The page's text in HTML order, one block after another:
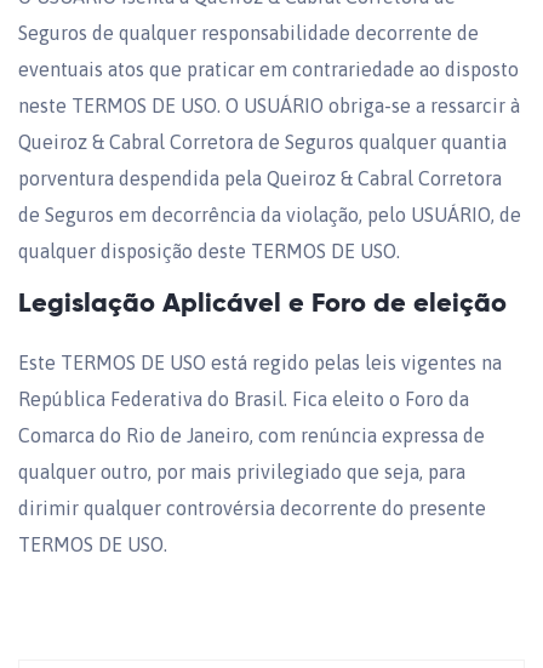
Seguros de qualquer responsabilidade decorrente de
eventuais atos que praticar em contrariedade ao disposto
neste TERMOS DE USO. O USUÁRIO obriga-se a ressarcir à
Queiroz & Cabral Corretora de Seguros qualquer quantia
porventura despendida pela Queiroz & Cabral Corretora
de Seguros em decorrência da violação, pelo USUÁRIO, de
qualquer disposição deste TERMOS DE USO.
Legislação Aplicável e Foro de eleição
Este TERMOS DE USO está regido pelas leis vigentes na
República Federativa do Brasil. Fica eleito o Foro da
Comarca do Rio de Janeiro, com renúncia expressa de
qualquer outro, por mais privilegiado que seja, para
dirimir qualquer controvérsia decorrente do presente
TERMOS DE USO.